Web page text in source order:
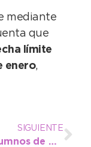
mediante
que
límite
enero,
SIGUIENTE
Los alumnos de Atletismo Inclusivo realizan la pretemporada en el mejor escenario natural